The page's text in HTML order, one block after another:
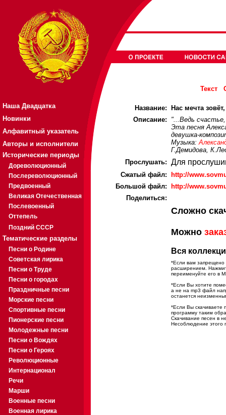
Наша Двадцатка
Новинки
Алфавитный указатель
Авторы и исполнители
Исторические периоды
Дореволюционный
Послереволюционный
Предвоенный
Великая Отечественная
Послевоенный
Оттепель
Поздний СССР
Тематические разделы
Песни о Родине
Советская лирика
Песни о Труде
Песни о городах
Праздничные песни
Морские песни
Спортивные песни
Пионерские песни
Молодежные песни
Песни о Вождях
Песни о Героях
Революционные
Интернационал
Речи
Марши
Военные песни
Военная лирика
Текст
Название:
Нас мечта
Описание:
"...Ведь
Эта песня
девушка-
Музыка:
Г.Демидова,
Прослушать: Для
Cжатый файл:
http://
Большой файл:
http://
Поделиться:
Сложно
Можно
Вся
*Если вам запрещено
расширением.
переименуйте его в
*Если Вы хотите
а не на mp3 файл
останется
*Если Вы скачиваете
программу таким
Скачивание песен в
Несоблюдение этого